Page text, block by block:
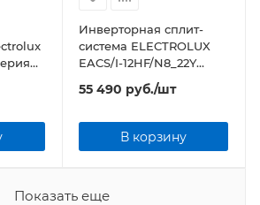
Инверторная сплит-
система ELECTROLUX
EACS/I-12HF/N8_22Y
серии FUSION ULTRA DC
55 490 руб./шт
В корзину
Показать еще